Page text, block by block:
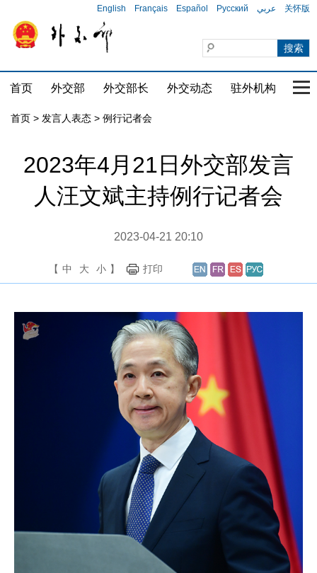
English Français Español Русский عربي 关怀版
首页 外交部 外交部长 外交动态 驻外机构 国
首页 > 发言人表态 > 例行记者会
2023年4月21日外交部发言
人汪文斌主持例行记者会
2023-04-21 20:10
【 中 大 小 】 打印